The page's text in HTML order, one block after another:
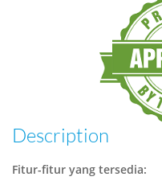
Description
Fitur-fitur yang tersedia: